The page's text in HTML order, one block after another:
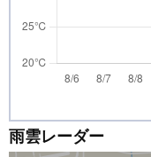
雨雲レーダー